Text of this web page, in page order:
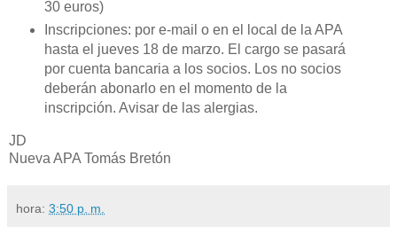
30 euros)
Inscripciones: por e-mail o en el local de la APA
hasta el jueves 18 de marzo. El cargo se pasará
por cuenta bancaria a los socios. Los no socios
deberán abonarlo en el momento de la
inscripción. Avisar de las alergias.
JD
Nueva APA Tomás Bretón
hora: 3:50 p. m.